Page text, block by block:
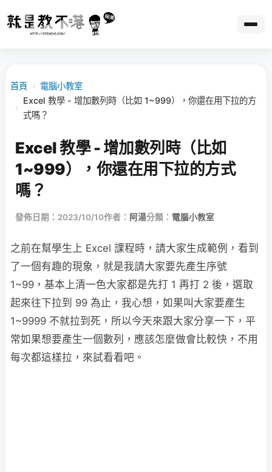
首頁 › 電腦小教室
›
Excel 教學 - 增加數列時（比如 1~999），你還在用下拉的方
式嗎？
Excel 教學 - 增加數列時（比如
1~999），你還在用下拉的方式
嗎？
發佈日期：2023/10/10作者： 阿湯分類： 電腦小教室
之前在幫學生上 Excel 課程時，請大家生成範例，看到
了一個有趣的現象，就是我請大家要先產生序號
1~99，基本上清一色大家都是先打 1 再打 2 後，選取
起來往下拉到 99 為止，我心想，如果叫大家要產生
1~9999 不就拉到死，所以今天來跟大家分享一下，平
常如果想要產生一個數列，應該怎麼做會比較快，不用
每次都這樣拉，來試看看吧。